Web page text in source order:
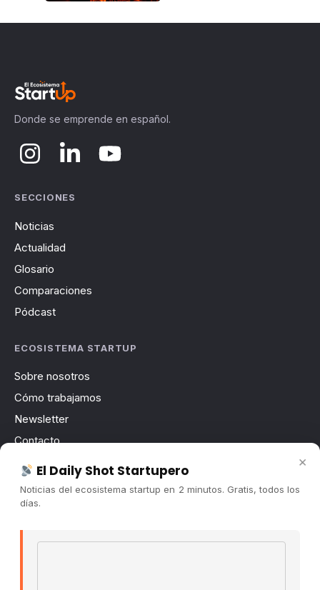
Donde se emprende en español.
SECCIONES
Noticias
Actualidad
Glosario
Comparaciones
Pódcast
ECOSISTEMA STARTUP
Sobre nosotros
Cómo trabajamos
Newsletter
Contacto
Publicidad
Convocatorias
×
El Daily Shot Startupero
Noticias del ecosistema startup en 2 minutos. Gratis, todos los
días.